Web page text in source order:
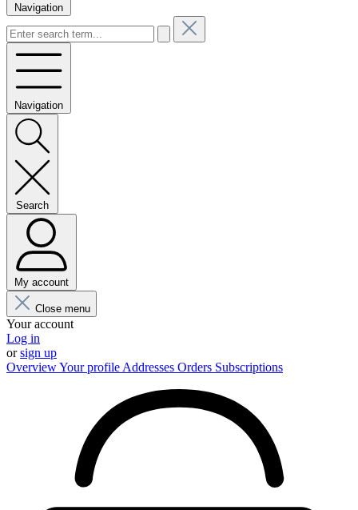
Navigation
Navigation
Search
My account
Close menu
Your account
Log in
orsign up
OverviewYour profile Addresses Orders Subscriptions